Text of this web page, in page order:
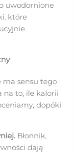
uwodornione
które
ma sensu tego
na to, ile kalorii
dopóki
Błonnik,
dają